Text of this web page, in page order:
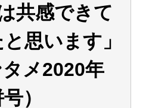
共感できて
思います」
タメ2020年
）